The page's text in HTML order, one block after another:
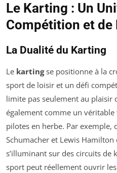
Le Karting : Un
Compétition et de
La Dualité du Karting
Le kartingse positionne à la
sport de loisir et un défi
limite pas seulement au plaisir
également comme un
pilotes en herbe. Par exemple,
Schumacher et Lewis
s’illuminant sur des circuits de
sport peut réellement ouvrir